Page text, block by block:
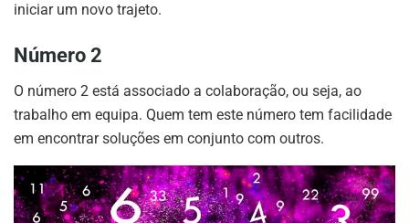
iniciar um novo trajeto.
Número 2
O número 2 está associado a colaboração, ou seja, ao
trabalho em equipa. Quem tem este número tem facilidade
em encontrar soluções em conjunto com outros.